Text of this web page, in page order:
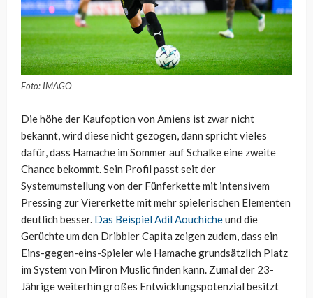
Foto: IMAGO
Die höhe der Kaufoption von Amiens ist zwar nicht
bekannt, wird diese nicht gezogen, dann spricht vieles
dafür, dass Hamache im Sommer auf Schalke eine zweite
Chance bekommt. Sein Profil passt seit der
Systemumstellung von der Fünferkette mit intensivem
Pressing zur Viererkette mit mehr spielerischen Elementen
deutlich besser. Das Beispiel Adil Aouchicheund die
Gerüchte um den Dribbler Capita zeigen zudem, dass ein
Eins-gegen-eins-Spieler wie Hamache grundsätzlich Platz
im System von Miron Muslic finden kann. Zumal der 23-
Jährige weiterhin großes Entwicklungspotenzial besitzt